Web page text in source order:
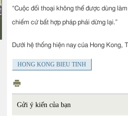
“Cuộc đối thoại không thể được dùng
chiếm cứ bất hợp pháp phải dừng lại.”
Dưới hệ thống hiện nay của Hong Kong,
HONG KONG BIEU TINH
Gửi ý kiến của bạn